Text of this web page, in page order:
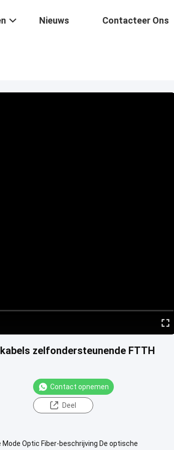
Nieuws Contacteer Ons
zelfondersteunende FTTH
Contact opnemen
Deel
Optic Fiber-beschrijving De optische